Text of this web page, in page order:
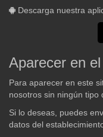
Descarga nuestra
Aparecer en
Para aparecer en este
nosotros sin ningún tipo
Si lo deseas, puedes
datos del